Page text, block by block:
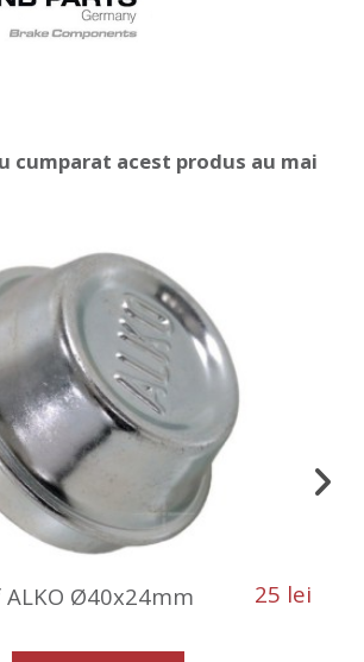
cumparat acest produs au mai
Ø40x24mm 25 lei